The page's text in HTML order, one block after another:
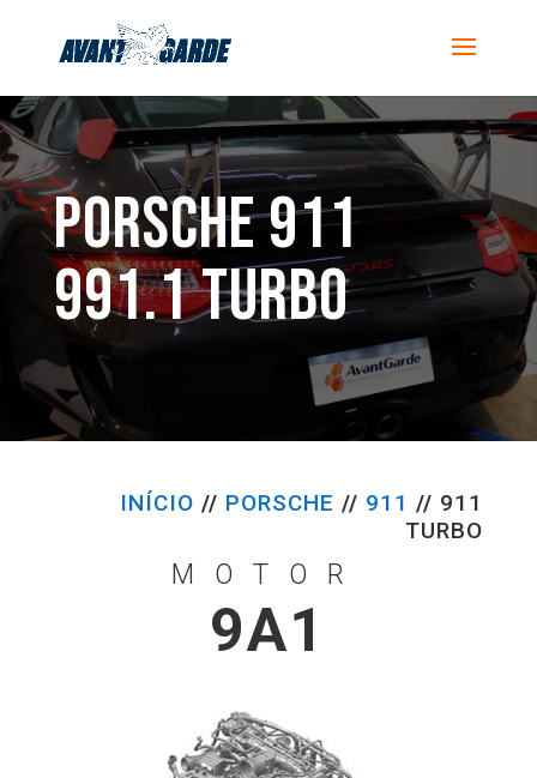
PORSCHE 911
991.1 TURBO
INÍCIO // PORSCHE // 911 // 911
TURBO
MOTOR
9A1